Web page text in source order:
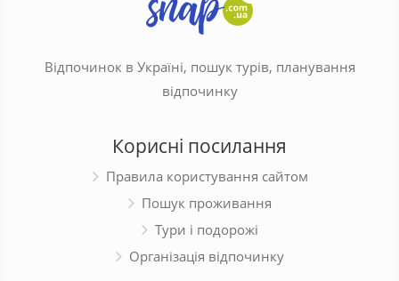
Відпочинок в Україні, пошук турів, планування
відпочинку
Корисні посилання
Правила користування сайтом
Пошук проживання
Тури і подорожі
Організація відпочинку